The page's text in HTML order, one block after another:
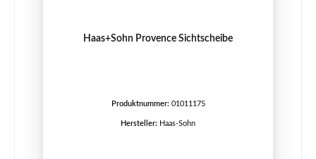
Haas+Sohn Provence Sichtscheibe
Produktnummer: 01011175
Hersteller: Haas-Sohn